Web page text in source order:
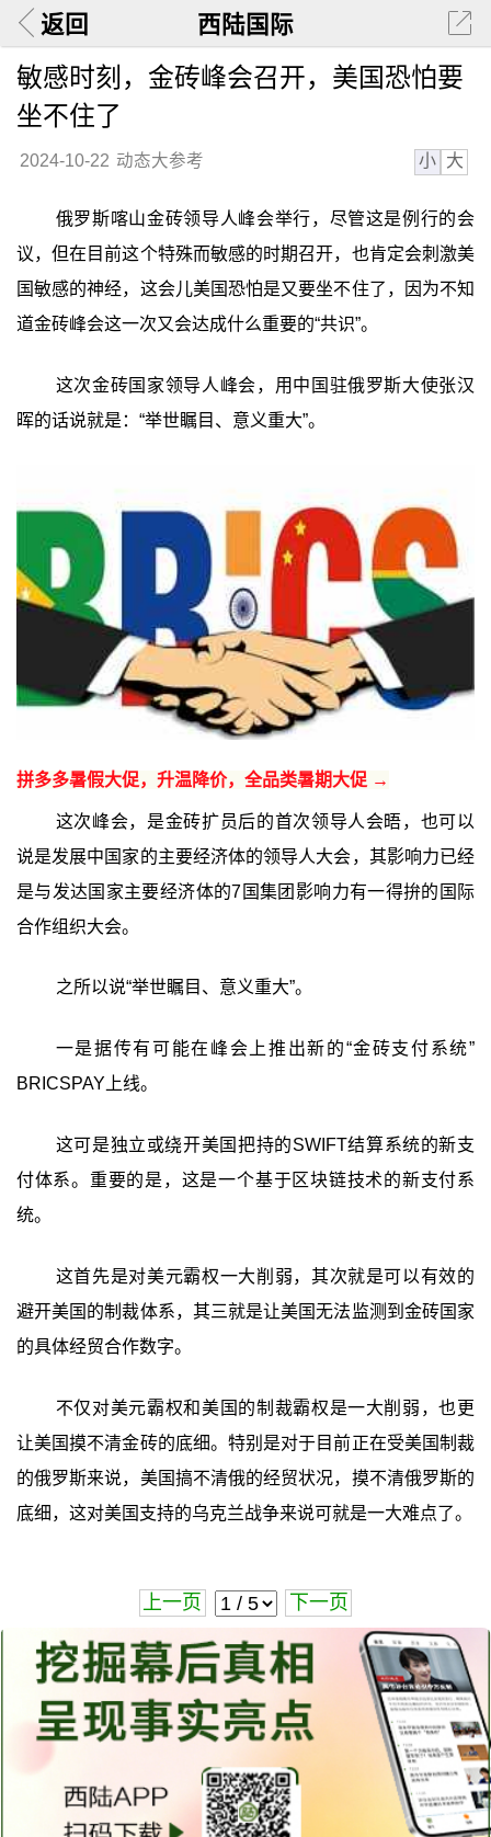
返回 西陆国际
敏感时刻，金砖峰会召开，美国恐怕要
坐不住了
2024-10-22 动态大参考 小 大
俄罗斯喀山金砖领导人峰会举行，尽管这是例行的会
议，但在目前这个特殊而敏感的时期召开，也肯定会刺激美
国敏感的神经，这会儿美国恐怕是又要坐不住了，因为不知
道金砖峰会这一次又会达成什么重要的“共识”。
这次金砖国家领导人峰会，用中国驻俄罗斯大使张汉
晖的话说就是：“举世瞩目、意义重大”。
拼多多暑假大促，升温降价，全品类暑期大促 →
这次峰会，是金砖扩员后的首次领导人会晤，也可以
说是发展中国家的主要经济体的领导人大会，其影响力已经
是与发达国家主要经济体的7国集团影响力有一得拚的国际
合作组织大会。
之所以说“举世瞩目、意义重大”。
一是据传有可能在峰会上推出新的“金砖支付系统”
BRICSPAY上线。
这可是独立或绕开美国把持的SWIFT结算系统的新支
付体系。重要的是，这是一个基于区块链技术的新支付系
统。
这首先是对美元霸权一大削弱，其次就是可以有效的
避开美国的制裁体系，其三就是让美国无法监测到金砖国家
的具体经贸合作数字。
不仅对美元霸权和美国的制裁霸权是一大削弱，也更
让美国摸不清金砖的底细。特别是对于目前正在受美国制裁
的俄罗斯来说，美国搞不清俄的经贸状况，摸不清俄罗斯的
底细，这对美国支持的乌克兰战争来说可就是一大难点了。
上一页 下一页